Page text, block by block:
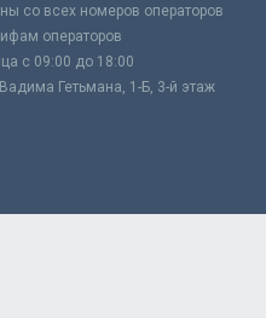
со всех номеров операторов
операторов
с 09:00 до 18:00
Гетьмана, 1-Б, 3-й этаж